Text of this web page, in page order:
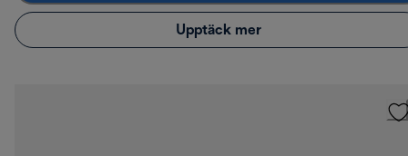
Upptäck mer